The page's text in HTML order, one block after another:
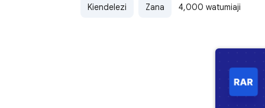
Kiendelezi Zana 4,000 watumiaji